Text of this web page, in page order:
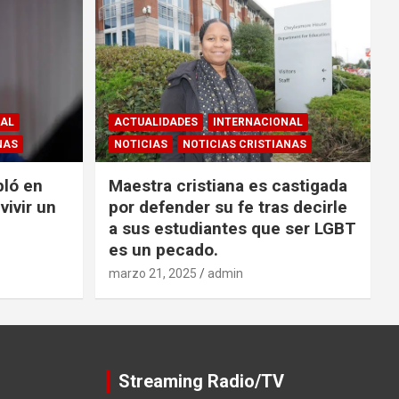
en
un
ACTUALIDADES
INTERNACIONAL
NOTICIAS
NOTICIAS CRISTIANAS
Maestra cristiana es castigada
por defender su fe tras decirle
a sus estudiantes que ser LGBT
es un pecado.
marzo 21, 2025 admin
Streaming Radio/TV